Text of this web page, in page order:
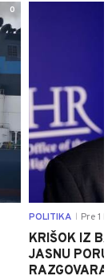
0
POLITIKA Pre 1 h
KRIŠOK IZ
JASNU